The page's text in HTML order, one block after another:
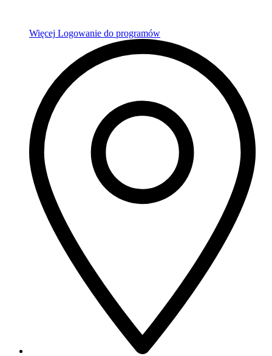
Więcej Logowanie do programów